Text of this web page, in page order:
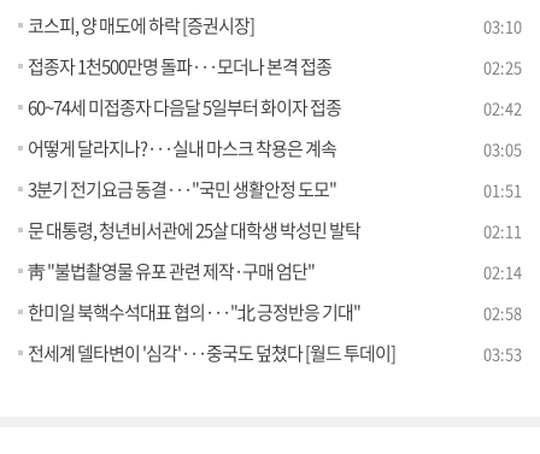
코스피, 양 매도에 하락 [증권시장] 03:10
접종자 1천500만명 돌파···모더나 본격 접종 02:25
60~74세 미접종자 다음달 5일부터 화이자 접종 02:42
어떻게 달라지나?···실내 마스크 착용은 계속 03:05
3분기 전기요금 동결···"국민 생활안정 도모" 01:51
문 대통령, 청년비서관에 25살 대학생 박성민 발탁 02:11
靑 "불법촬영물 유포 관련 제작·구매 엄단" 02:14
한미일 북핵수석대표 협의···"北 긍정반응 기대" 02:58
전세계 델타변이 '심각'···중국도 덮쳤다 [월드 투데이] 03:53